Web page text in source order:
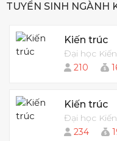
TUYỂN SINH NGÀNH
Kiến trúc
Đại học
210
Kiến trúc
Đại học
234